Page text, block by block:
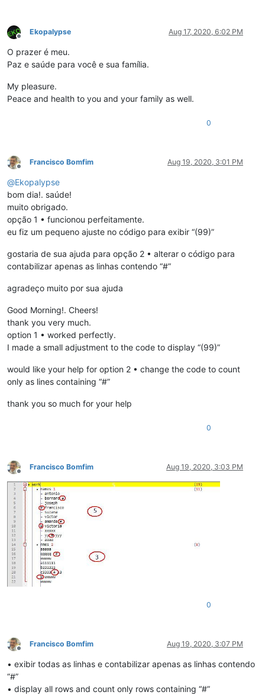
Offline
Ekopalypse Aug 17, 2020, 6:02 PM
O prazer é meu.
Paz e saúde para você e sua família.
My pleasure.
Peace and health to you and your family as well.
0
Offline
Francisco Bomfim Aug 19, 2020, 3:01 PM
@Ekopalypse
bom dia!. saúde!
muito obrigado.
opção 1 • funcionou perfeitamente.
eu fiz um pequeno ajuste no código para exibir “(99)”
gostaria de sua ajuda para opção 2 • alterar o código para
contabilizar apenas as linhas contendo “#”
agradeço muito por sua ajuda
Good Morning!. Cheers!
thank you very much.
option 1 • worked perfectly.
I made a small adjustment to the code to display “(99)”
would like your help for option 2 • change the code to count
only as lines containing “#”
thank you so much for your help
0
Offline
Francisco Bomfim Aug 19, 2020, 3:03 PM
0
Offline
Francisco Bomfim Aug 19, 2020, 3:07 PM
• exibir todas as linhas e contabilizar apenas as linhas contendo
“#”
• display all rows and count only rows containing “#”